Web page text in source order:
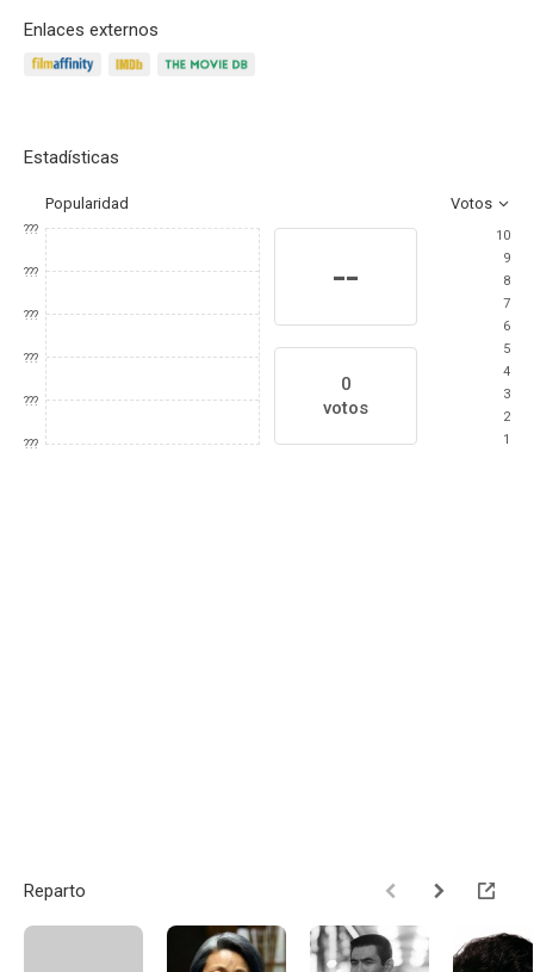
Enlaces externos
Estadísticas
Popularidad Votos
???
???
???
???
???
???
--
0
votos
10
9
8
7
6
5
4
3
2
1
Reparto